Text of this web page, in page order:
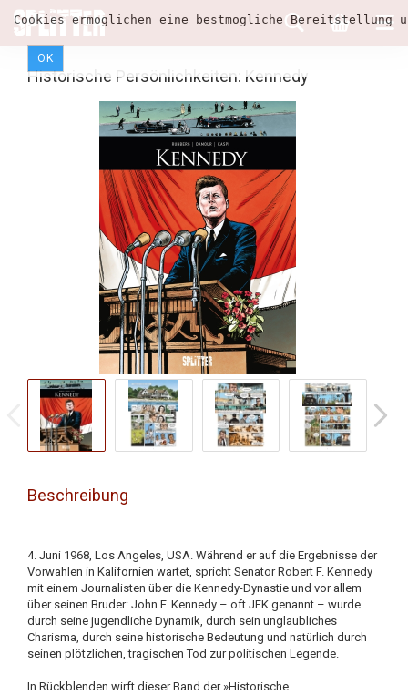
Cookies ermöglichen eine bestmögliche
OK
Historische Persönlichkeiten: Kennedy
Beschreibung
4. Juni 1968, Los Angeles, USA. Während er auf die Ergebnisse der
Vorwahlen in Kalifornien wartet, spricht Senator Robert F. Kennedy
mit einem Journalisten über die Kennedy-Dynastie und vor allem
über seinen Bruder: John F. Kennedy – oft JFK genannt – wurde
durch seine jugendliche Dynamik, durch sein unglaubliches
Charisma, durch seine historische Bedeutung und natürlich durch
seinen plötzlichen, tragischen Tod zur politischen Legende.
In Rückblenden wirft dieser Band der »Historische